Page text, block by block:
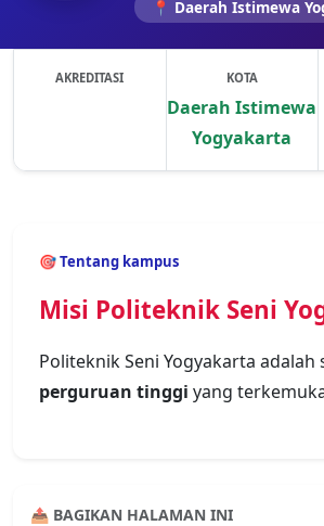
📍 Daerah Istimewa
AKREDITASI KOTA
Daerah Istimewa
Yogyakarta
🎯 Tentang kampus
Misi Politeknik Seni
Politeknik Seni Yogyakarta adalah
perguruan tinggi yang
📤 BAGIKAN HALAMAN INI